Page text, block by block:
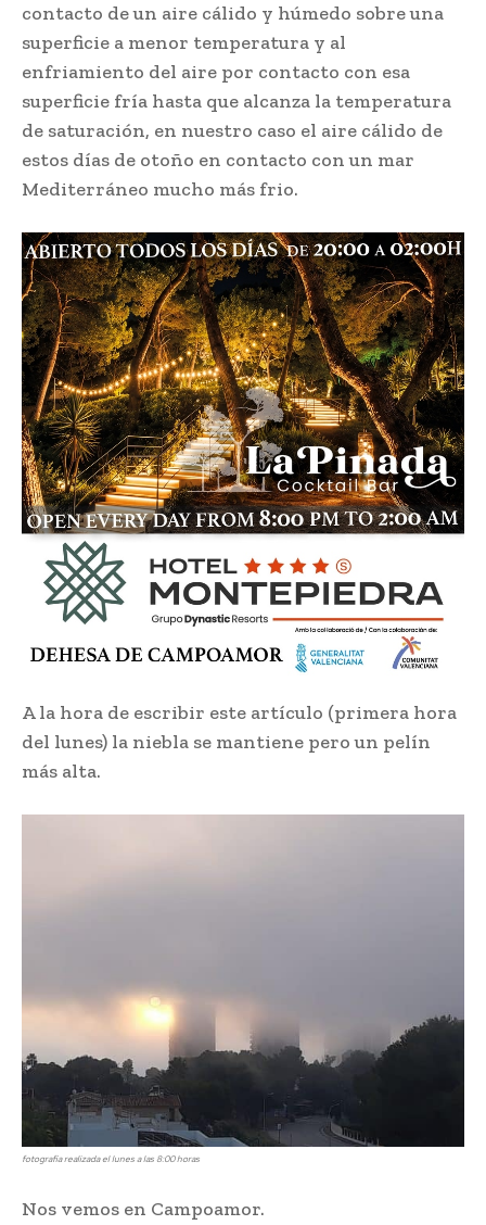
contacto de un aire cálido y húmedo sobre una
superficie a menor temperatura y al
enfriamiento del aire por contacto con esa
superficie fría hasta que alcanza la temperatura
de saturación, en nuestro caso el aire cálido de
estos días de otoño en contacto con un mar
Mediterráneo mucho más frio.
A la hora de escribir este artículo (primera hora
del lunes) la niebla se mantiene pero un pelín
más alta.
fotografía realizada el lunes a las 8:00 horas
Nos vemos en Campoamor.